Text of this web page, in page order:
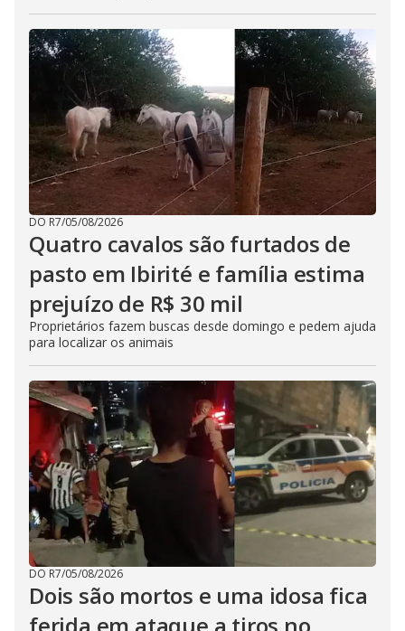
DO R7/05/08/2026
Quatro cavalos são furtados de
pasto em Ibirité e família estima
prejuízo de R$ 30 mil
Proprietários fazem buscas desde domingo e pedem ajuda
para localizar os animais
DO R7/05/08/2026
Dois são mortos e uma idosa fica